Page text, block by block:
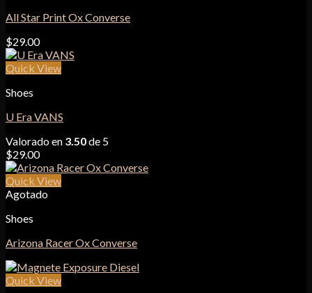
All Star Print Ox Converse
$29.00
Quick View
Shoes
U Era VANS
Valorado en 3.50de 5
$29.00
Quick View
Agotado
Shoes
Arizona Racer Ox Converse
Quick View